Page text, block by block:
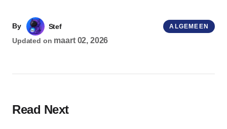
By
Stef
Updated on maart 02, 2026
ALGEMEEN
Read Next